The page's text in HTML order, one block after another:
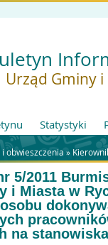
Urząd Gminy i
Statystyki
obwieszczenia »
5/2011
i Miasta w
na